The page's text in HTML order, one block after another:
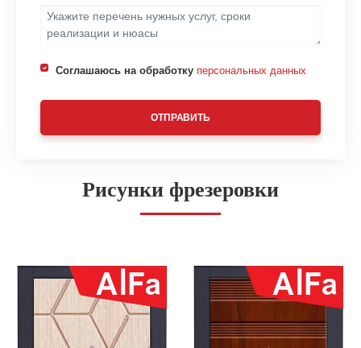
Соглашаюсь на обработку персональных данных
ОТПРАВИТЬ
Рисунки фрезеровки